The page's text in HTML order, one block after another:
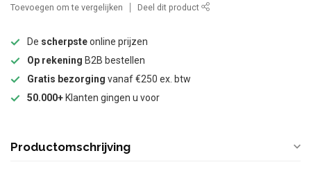
Toevoegen om te vergelijken Deel dit product
De scherpsteonline prijzen
Op rekening B2B bestellen
Gratis bezorging vanaf €250 ex. btw
50.000+ Klanten gingen u voor
Productomschrijving